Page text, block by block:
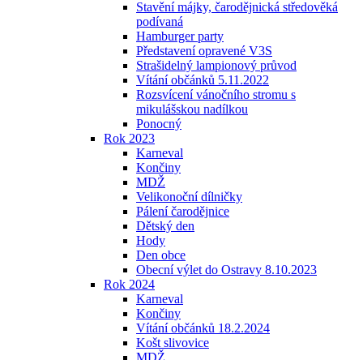
Stavění májky, čarodějnická středověká
podívaná
Hamburger party
Představení opravené V3S
Strašidelný lampionový průvod
Vítání občánků 5.11.2022
Rozsvícení vánočního stromu s
mikulášskou nadílkou
Ponocný
Rok 2023
Karneval
Končiny
MDŽ
Velikonoční dílničky
Pálení čarodějnice
Dětský den
Hody
Den obce
Obecní výlet do Ostravy 8.10.2023
Rok 2024
Karneval
Končiny
Vítání občánků 18.2.2024
Košt slivovice
MDŽ